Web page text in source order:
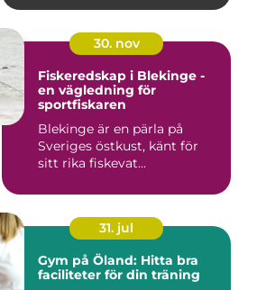
30. nov
Fiskeredskap i Blekinge -
en vägledning för
sportfiskaren
Blekinge är en pärla på
Sveriges östkust, känt för
sitt rika fiskevat...
31. jul
Gym på Öland: Hitta bra
faciliteter för din träning